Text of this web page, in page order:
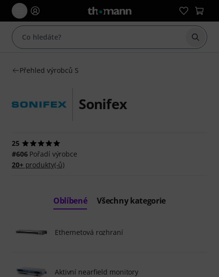
Začít
Přehled výrobců S
Sonifex
25
#606Pořadí výrobce
20+produkty(-ů)
Oblíbené Všechny kategorie
Ethernetová rozhraní
Aktivní nearfield monitory